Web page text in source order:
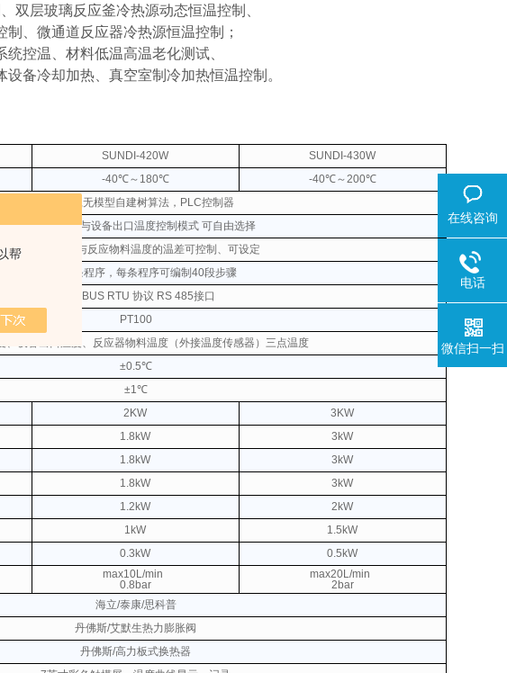
帮
双层玻璃反应釜冷热源动态恒温控制、
、微通道反应器冷热源恒温控制；
控温、材料低温高温老化测试、
备冷却加热、真空室制冷加热恒温控制。
SUNDI-420W
SUNDI-430W
-40℃～180℃
-40℃～200℃
前馈PID ,无模型自建树算法，PLC控制器
物料温度控制与设备出口温度控制模式 可自由选择
设备出口温度与反应物料温度的温差可控制、可设定
可编制5条程序，每条程序可编制40段步骤
MODBUS RTU 协议 RS 485接口
PT100
、设备出口温度、反应器物料温度（外接温度传感器）三点温度
±0.5℃
±1℃
2KW 3KW
1.8kW
3kW
1.8kW
3kW
1.8kW
3kW
1.2kW
2kW
1kW
1.5kW
0.3kW 0.5kW
max10L/min
0.8bar
max20L/min
2bar
海立/泰康/思科普
丹佛斯/艾默生热力膨胀阀
丹佛斯/高力板式换热器
在线咨询
电话
微信扫一扫